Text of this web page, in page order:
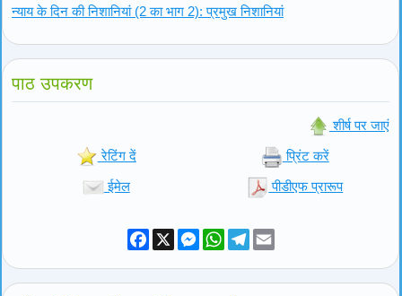
न्याय के दिन की निशानियां (2 का भाग 2): प्रमुख निशानियां
पाठ उपकरण
शीर्ष पर जाएं
रेटिंग दें प्रिंट करें
ईमेल पीडीएफ प्रारूप
Facebook
X Messenger
WhatsApp
Telegram